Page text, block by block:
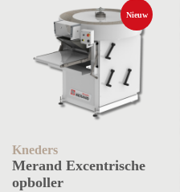
Nieuw
Kneders
Merand Excentrische
opboller